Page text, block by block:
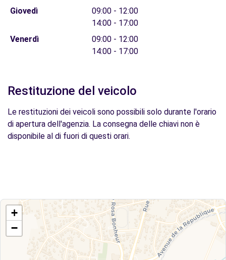
Giovedì
09:00 - 12:00
14:00 - 17:00
Venerdì
09:00 - 12:00
14:00 - 17:00
Restituzione del veicolo
Le restituzioni dei veicoli sono possibili solo durante l'orario
di apertura dell'agenzia. La consegna delle chiavi non è
disponibile al di fuori di questi orari.
+
−